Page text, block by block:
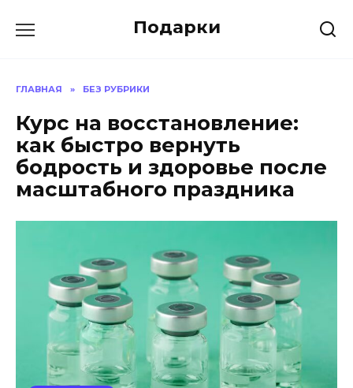
Подарки
ГЛАВНАЯ » БЕЗ РУБРИКИ
Курс на восстановление:
как быстро вернуть
бодрость и здоровье после
масштабного праздника